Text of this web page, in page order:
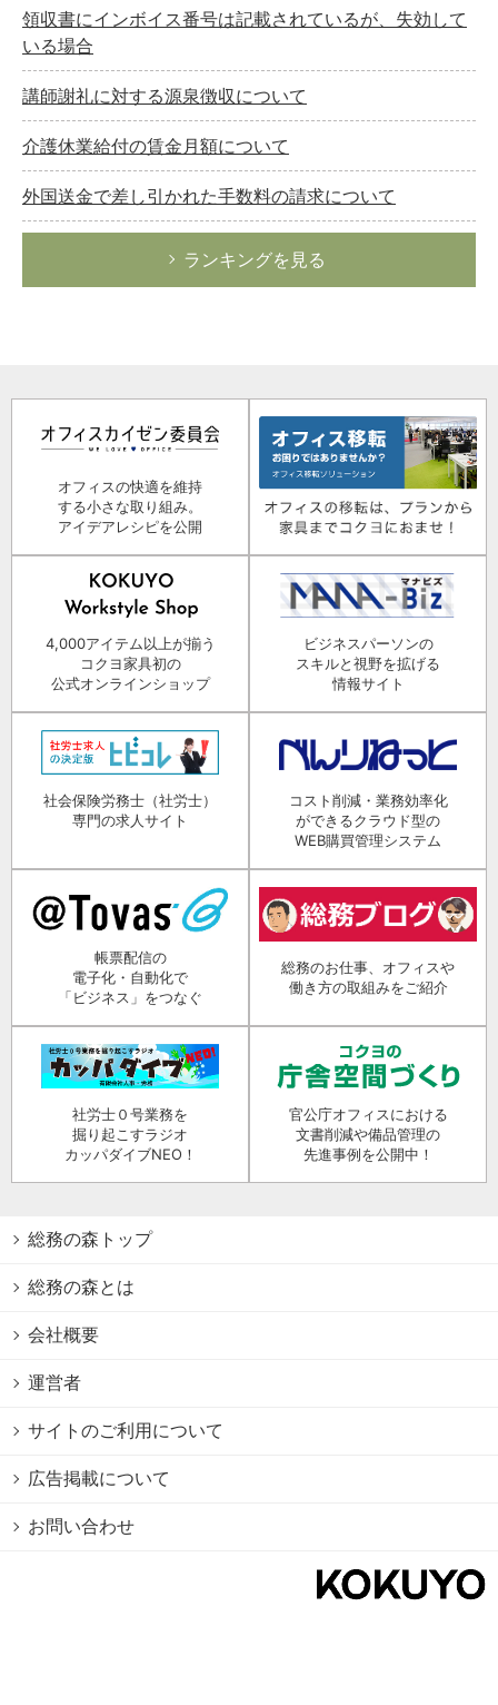
領収書にインボイス番号は記載されているが、失効して
いる場合
講師謝礼に対する源泉徴収について
介護休業給付の賃金月額について
外国送金で差し引かれた手数料の請求について
ランキングを見る
オフィスの快適を維持
する小さな取り組み。
アイデアレシピを公開
4,000アイテム以上が揃う
コクヨ家具初の
公式オンラインショップ
ビジネスパーソンの
スキルと視野を拡げる
情報サイト
社会保険労務士（社労士）
専門の求人サイト
コスト削減・業務効率化
ができるクラウド型の
WEB購買管理システム
帳票配信の
電子化・自動化で
「ビジネス」をつなぐ
総務のお仕事、オフィスや
働き方の取組みをご紹介
社労士０号業務を
掘り起こすラジオ
カッパダイブNEO！
官公庁オフィスにおける
文書削減や備品管理の
先進事例を公開中！
総務の森トップ
総務の森とは
会社概要
運営者
サイトのご利用について
広告掲載について
お問い合わせ